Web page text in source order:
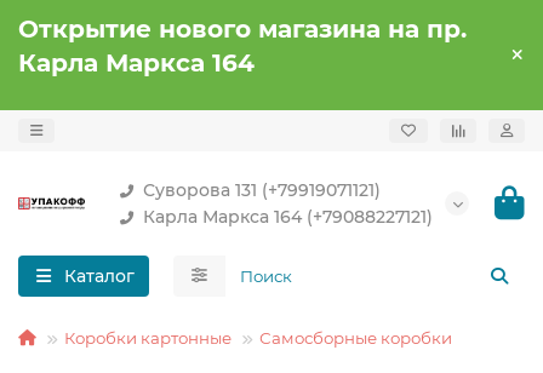
Открытие нового магазина на пр.
Карла Маркса 164
Суворова 131 (+79919071121)
Карла Маркса 164 (+79088227121)
Каталог
Коробки картонные Самосборные коробки